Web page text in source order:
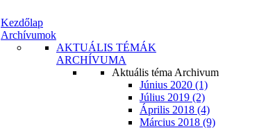
Kezdőlap
Archívumok
AKTUÁLIS TÉMÁK
ARCHÍVUMA
Aktuális téma Archivum
Június 2020 (1)
Július 2019 (2)
Április 2018 (4)
Március 2018 (9)